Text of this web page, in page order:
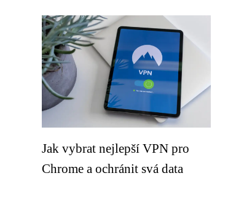
Jak vybrat nejlepší VPN pro
Chrome a ochránit svá data